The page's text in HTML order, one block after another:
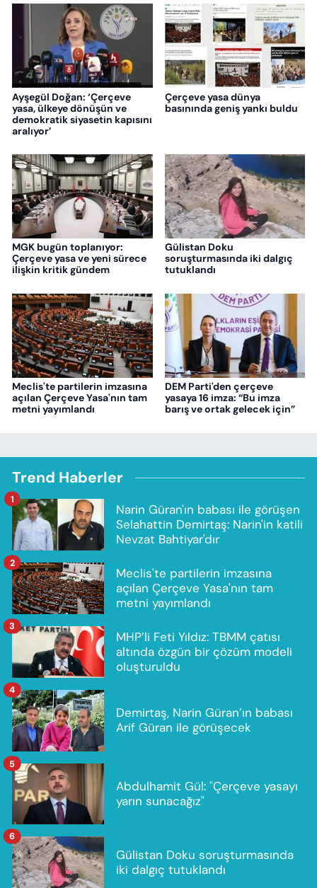
Ayşegül Doğan: ‘Çerçeve
yasa, ülkeye dönüşün ve
demokratik siyasetin kapısını
aralıyor’
Çerçeve yasa dünya
basınında geniş yankı buldu
MGK bugün toplanıyor:
Çerçeve yasa ve yeni sürece
ilişkin kritik gündem
Gülistan Doku
soruşturmasında iki dalgıç
tutuklandı
Meclis'te partilerin imzasına
açılan Çerçeve Yasa'nın tam
metni yayımlandı
DEM Parti'den çerçeve
yasaya 16 imza: “Bu imza
barış ve ortak gelecek için”
Trend Haberler
Narin Güran'ın babası ile görüşen
Selahattin Demirtaş: Narin'in katili
Nevzat Bahtiyar'dır
1
Meclis'te partilerin imzasına
açılan Çerçeve Yasa'nın tam
metni yayımlandı
2
MHP’li Feti Yıldız: TBMM çatısı
altında özgün bir çözüm modeli
oluşturuldu
3
Demirtaş, Narin Güran’ın babası
Arif Güran ile görüşecek
4
Abdulhamit Gül: "Çerçeve yasayı
yarın sunacağız"
5
Gülistan Doku soruşturmasında
iki dalgıç tutuklandı
6